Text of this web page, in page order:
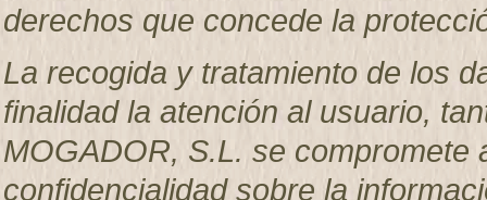
derechos que concede la
La recogida y tratamiento de los
finalidad la atención al usuario,
MOGADOR, S.L. se
confidencialidad sobre la